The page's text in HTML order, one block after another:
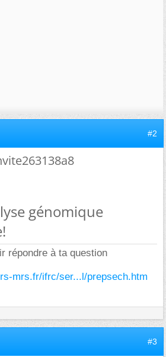
#2
génomique
répondre à ta question
mrs.fr/ifrc/ser...l/prepsech.htm
#3